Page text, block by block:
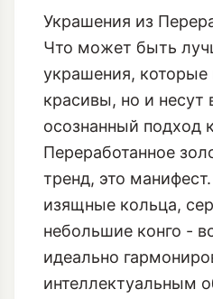
Украшения из
Что может быть
украшения, которые
красивы, но и несут
осознанный подход
Переработанное
тренд, это
изящные кольца,
небольшие конго -
идеально
интеллектуальным